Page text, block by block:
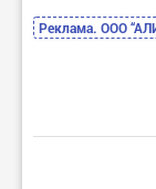
Реклама. ООО